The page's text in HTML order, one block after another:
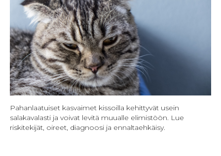
Pahanlaatuiset kasvaimet kissoilla kehittyvät usein
salakavalasti ja voivat levitä muualle elimistöön. Lue
riskitekijät, oireet, diagnoosi ja ennaltaehkäisy.